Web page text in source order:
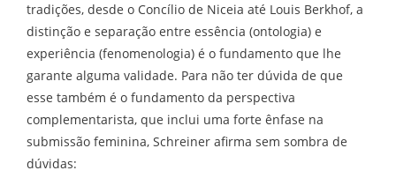
tradições, desde o Concílio de Niceia até Louis Berkhof, a
distinção e separação entre essência (ontologia) e
experiência (fenomenologia) é o fundamento que lhe
garante alguma validade. Para não ter dúvida de que
esse também é o fundamento da perspectiva
complementarista, que inclui uma forte ênfase na
submissão feminina, Schreiner afirma sem sombra de
dúvidas: